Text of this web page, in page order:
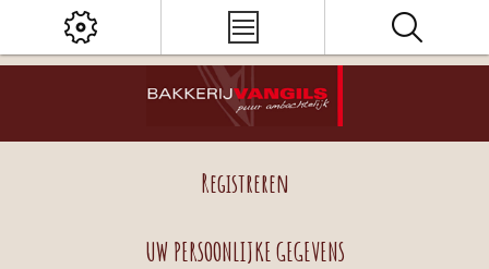
Registreren
UW PERSOONLIJKE GEGEVENS